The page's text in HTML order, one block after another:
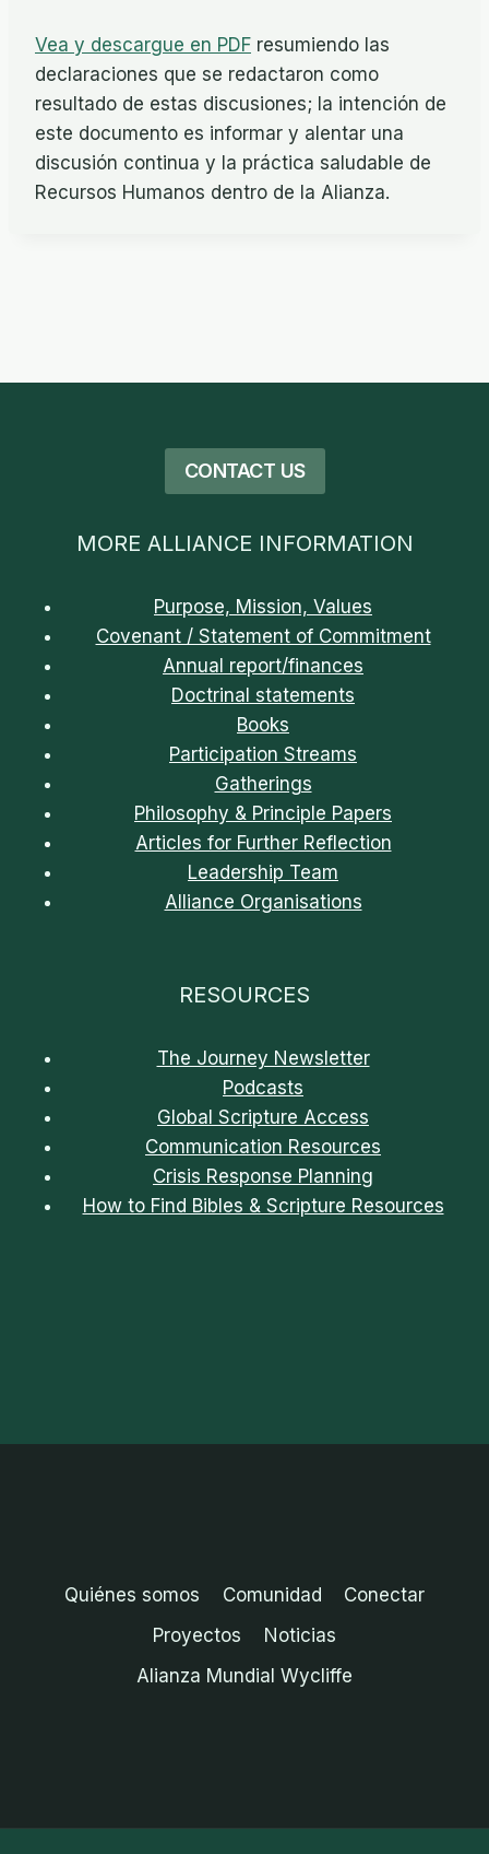
Vea y descargue en PDF resumiendo las
declaraciones que se redactaron como
resultado de estas discusiones; la intención de
este documento es informar y alentar una
discusión continua y la práctica saludable de
Recursos Humanos dentro de la Alianza.
CONTACT US
MORE ALLIANCE INFORMATION
Purpose, Mission, Values
Covenant / Statement of Commitment
Annual report/finances
Doctrinal statements
Books
Participation Streams
Gatherings
Philosophy & Principle Papers
Articles for Further Reflection
Leadership Team
Alliance Organisations
RESOURCES
The Journey Newsletter
Podcasts
Global Scripture Access
Communication Resources
Crisis Response Planning
How to Find Bibles & Scripture Resources
Quiénes somos Comunidad
Conectar
Proyectos
Noticias
Alianza Mundial Wycliffe